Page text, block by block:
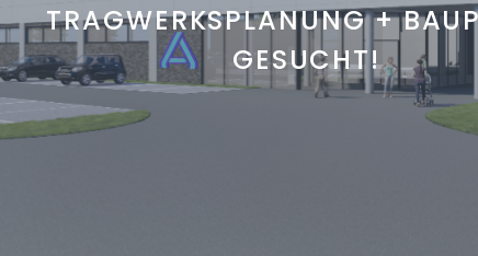
TRAGWERKSPLANUNG +
GESUCHT!